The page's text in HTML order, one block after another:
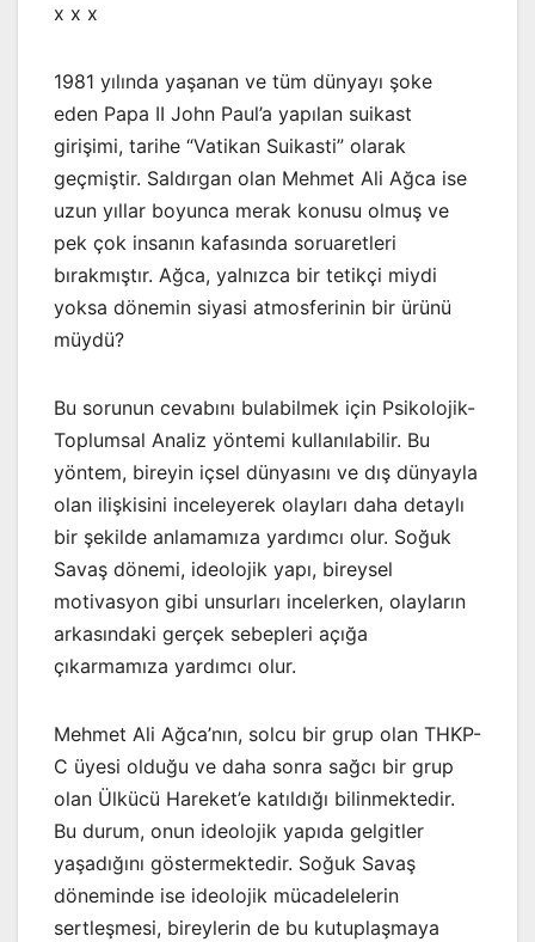
x x x
1981 yılında yaşanan ve tüm dünyayı şoke
eden Papa II John Paul’a yapılan suikast
girişimi, tarihe “Vatikan Suikasti” olarak
geçmiştir. Saldırgan olan Mehmet Ali Ağca ise
uzun yıllar boyunca merak konusu olmuş ve
pek çok insanın kafasında soruaretleri
bırakmıştır. Ağca, yalnızca bir tetikçi miydi
yoksa dönemin siyasi atmosferinin bir ürünü
müydü?
Bu sorunun cevabını bulabilmek için Psikolojik-
Toplumsal Analiz yöntemi kullanılabilir. Bu
yöntem, bireyin içsel dünyasını ve dış dünyayla
olan ilişkisini inceleyerek olayları daha detaylı
bir şekilde anlamamıza yardımcı olur. Soğuk
Savaş dönemi, ideolojik yapı, bireysel
motivasyon gibi unsurları incelerken, olayların
arkasındaki gerçek sebepleri açığa
çıkarmamıza yardımcı olur.
Mehmet Ali Ağca’nın, solcu bir grup olan THKP-
C üyesi olduğu ve daha sonra sağcı bir grup
olan Ülkücü Hareket’e katıldığı bilinmektedir.
Bu durum, onun ideolojik yapıda gelgitler
yaşadığını göstermektedir. Soğuk Savaş
döneminde ise ideolojik mücadelelerin
sertleşmesi, bireylerin de bu kutuplaşmaya